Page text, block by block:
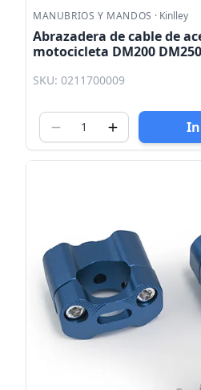
MANUBRIOS Y MANDOS · Kinlley
Abrazadera de cable de
motocicleta DM200
SKU: 0211700009